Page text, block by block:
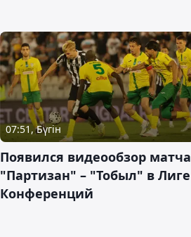
07:51, Бүгін
Появился видеообзор матча
"Партизан" – "Тобыл" в Лиге
Конференций